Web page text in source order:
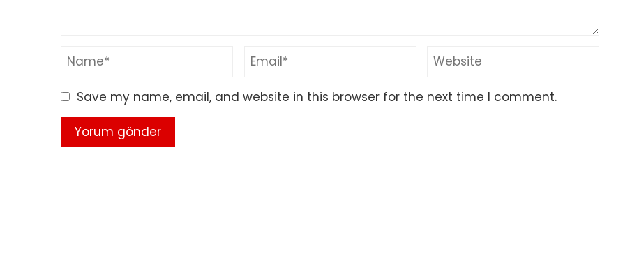
Save my name, email, and website in this browser for the next time I comment.